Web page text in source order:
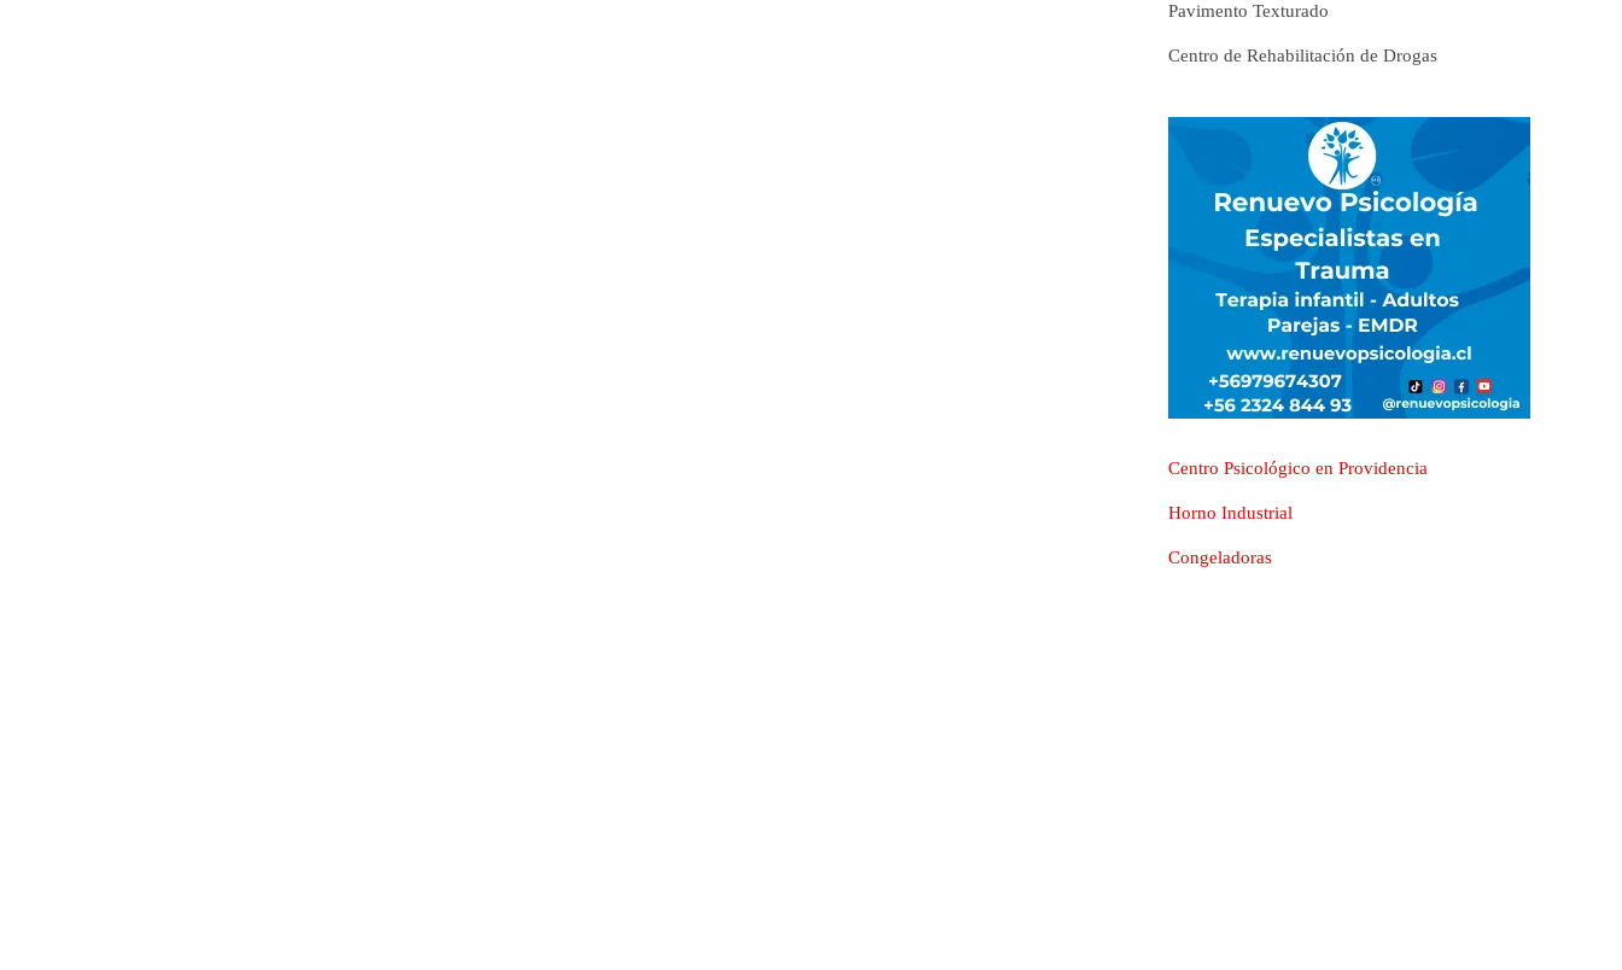
Pavimento Texturado
Centro de Rehabilitación de Drogas
Centro Psicológico en Providencia
Horno Industrial
Congeladoras